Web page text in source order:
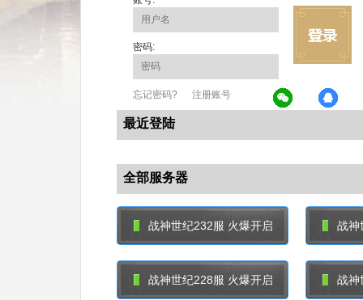
密码:
忘记密码? 注册账号
最近登陆
全部服务器
战神世纪232服 火爆开启 战神
战神世纪228服 火爆开启 战神